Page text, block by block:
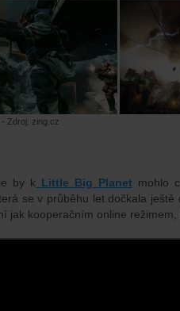
- Zdroj: zing.cz
by k Little Big Planet mohlo
se v průběhu let dočkala ještě
jak kooperačním online